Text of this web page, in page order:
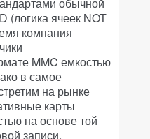
ячеек NOT
компания
MMC емкостью
в самое
на рынке
карты
на основе той
записи.